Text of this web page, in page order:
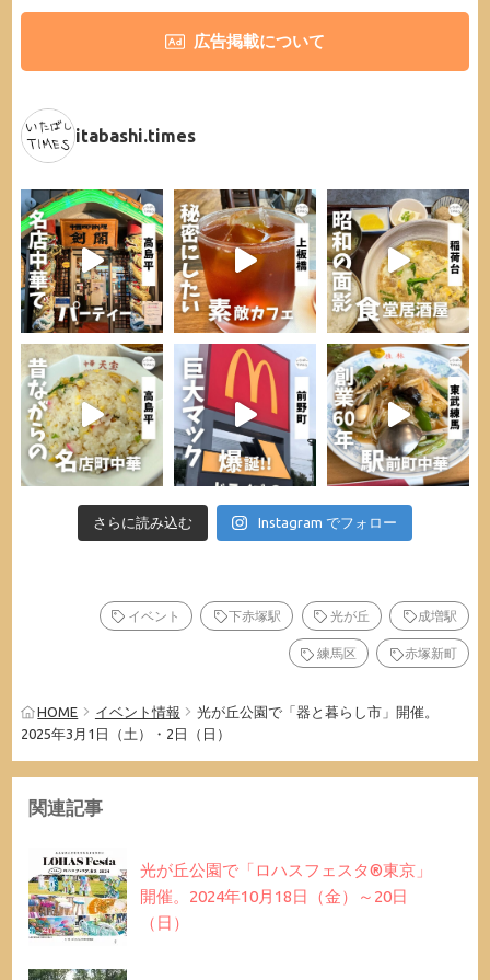
広告掲載について
itabashi.times
さらに読み込む Instagram でフォロー
イベント 下赤塚駅 光が丘 成増駅
練馬区 赤塚新町
HOME イベント情報
光が丘公園で「器と暮らし市」開催。
2025年3月1日（土）・2日（日）
関連記事
光が丘公園で「ロハスフェスタ®東京」
開催。2024年10月18日（金）～20日
（日）